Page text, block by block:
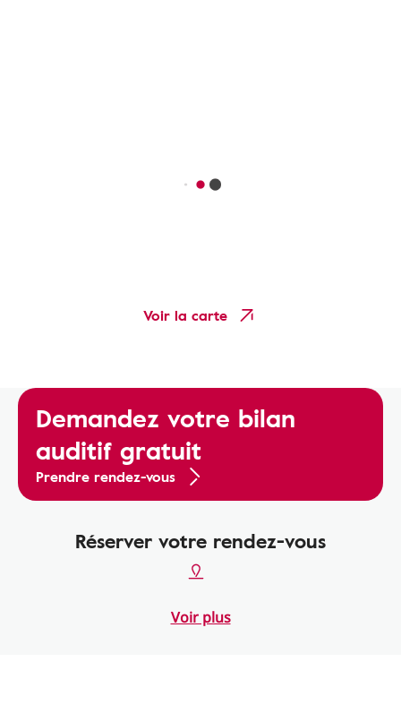
Voir la carte
Demandez votre bilan
auditif gratuit
Prendre rendez-vous
Réserver votre rendez-vous
Voir plus